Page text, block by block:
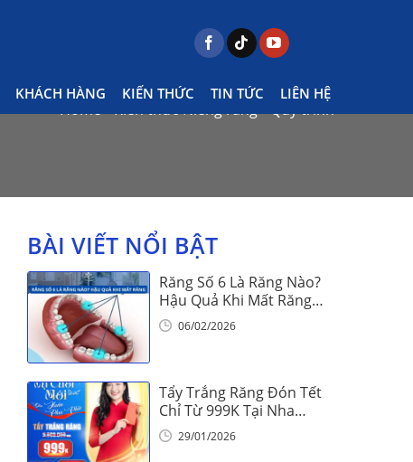
KHÁCH HÀNG KIẾN THỨC TIN TỨC LIÊN HỆ
Home Kiến thức Niềng răng Quy trình
BÀI VIẾT NỔI BẬT
Răng Số 6 Là Răng Nào?
Hậu Quả Khi Mất Răng
Số 606/02/2026
Tẩy Trắng Răng Đón Tết
Chỉ Từ 999K Tại Nha
Khoa Vinalign
29/01/2026